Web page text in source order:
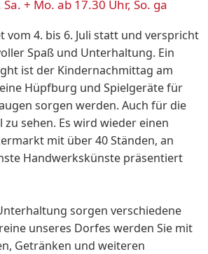
+ Mo. ab 17.30 Uhr, So. ga
vom 4. bis 6. Juli statt und verspricht
Spaß und Unterhaltung. Ein
ist der Kindernachmittag am
Hüpfburg und Spielgeräte für
sorgen werden. Auch für die
zu sehen. Es wird wieder einen
mit über 40 Ständen, an
Handwerkskünste präsentiert
sorgen verschiedene
unseres Dorfes werden Sie mit
Getränken und weiteren